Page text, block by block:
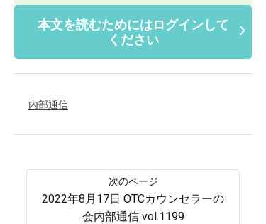
本文を読むためにはログインして
ください
内部通信
2022年8月17日 OTCカウンセラーの
会内部通信 vol.1199